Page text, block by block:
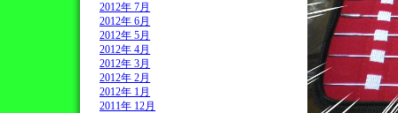
2012年 7月
2012年 6月
2012年 5月
2012年 4月
2012年 3月
2012年 2月
2012年 1月
2011年 12月